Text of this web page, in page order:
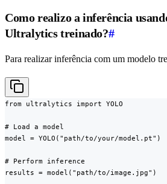
Como realizo a inferência
Ultralytics treinado?#
Para realizar inferência com um modelo
from ultralytics import YOLO
# Load a model
model = YOLO("path/to/your/model.pt")
# Perform inference
results = model("path/to/image.jpg")